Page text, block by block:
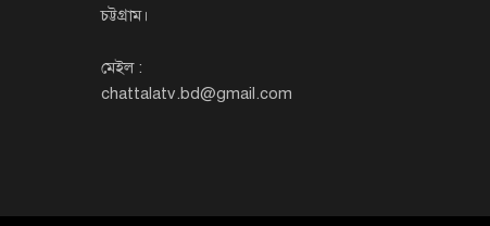
চট্টগ্রাম।
মেইল :
chattalatv.bd@gmail.com